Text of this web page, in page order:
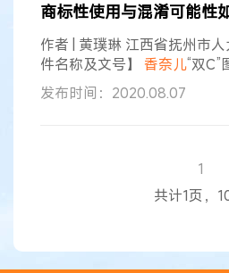
司）上海代理公司工作人员的
20日上午对欧阳*经营的位于
路1号1栋北侧第二间“月湖区
商标性使用与混淆可能性
作者 | 黄璞琳 江西省抚州市
件名称及文号】 香奈儿“双
首饰形状案（广州知产法院（
1530号民事判决、广州市海珠
第626871号“双C”图形商标
发布时间：2020.08.07
1
共计1页，